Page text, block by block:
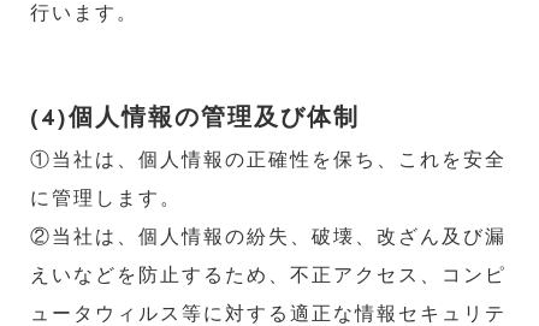
行います。
(4)個人情報の管理及び体制
①当社は、個人情報の正確性を保ち、これを安全
に管理します。
②当社は、個人情報の紛失、破壊、改ざん及び漏
えいなどを防止するため、不正アクセス、コンピ
ュータウィルス等に対する適正な情報セキュリテ